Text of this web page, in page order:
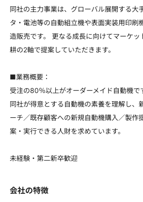
同社の主力事業は、グローバル展開する大
タ・電池等の自動組立機や表面実装用印刷
造販売です。 更なる成長に向けてマーケッ
耕の2軸で提案していただきます。
■業務概要：
受注の80％以上がオーダーメイド自動機で
同社が得意とする自動機の素養を理解し、
ーチ／既存顧客への新規自動機購入／製作
案・実行できる人財を求めています。
未経験・第二新卒歓迎
会社の特徴